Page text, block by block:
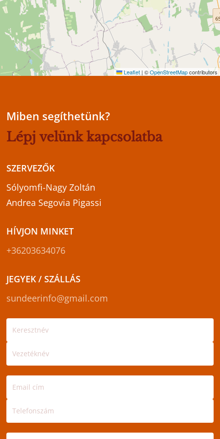
Leaflet | ©OpenStreetMapcontributors
Miben segíthetünk?
Lépj velünk kapcsolatba
SZERVEZŐK
Sólyomfi-Nagy Zoltán
Andrea Segovia Pigassi
HÍVJON MINKET
+36203634076
JEGYEK / SZÁLLÁS
sundeerinfo@gmail.com